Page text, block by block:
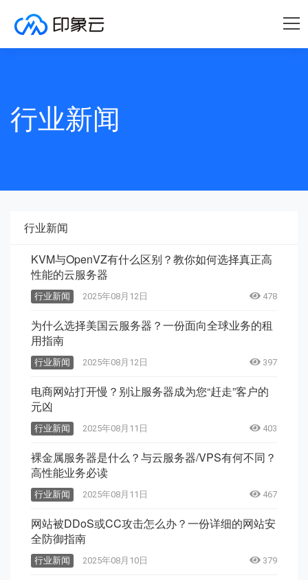
行业新闻
行业新闻
KVM与OpenVZ有什么区别？教你如何选择真正高
性能的云服务器
行业新闻 2025年08月12日 478
为什么选择美国云服务器？一份面向全球业务的租
用指南
行业新闻 2025年08月12日 397
电商网站打开慢？别让服务器成为您“赶走”客户的
元凶
行业新闻 2025年08月11日 403
裸金属服务器是什么？与云服务器/VPS有何不同？
高性能业务必读
行业新闻 2025年08月11日 467
网站被DDoS或CC攻击怎么办？一份详细的网站安
全防御指南
行业新闻 2025年08月10日 379